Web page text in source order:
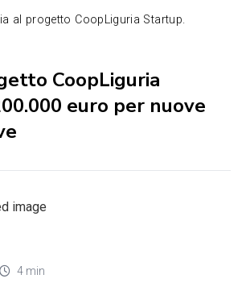
al progetto CoopLiguria Startup.
CoopLiguria
euro per nuove
4 min